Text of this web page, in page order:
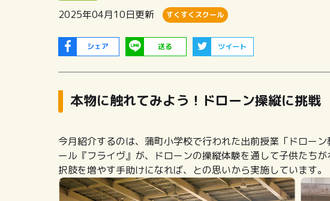
2025年04月10日更新 すくすくスクール
シェア 送る ツイート
本物に触れてみよう！ドローン操縦に挑戦
今月紹介するのは、蒲町小学校で行われた出前授業「ドロー
ール『フライヴ』が、ドローンの操縦体験を通して子供たち
択肢を増やす手助けになれば、との思いから実施しています。